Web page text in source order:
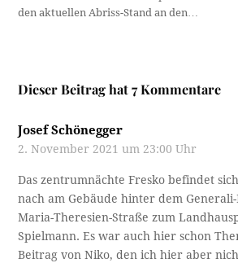
den aktuellen Abriss-Stand an den…
Dieser Beitrag hat 7 Kommentare
Josef Schönegger
2. November 2021 um 23:00 Uhr
Das zentrumnächte Fresko befindet
nach am Gebäude hinter dem
Maria-Theresien-Straße zum
Spielmann. Es war auch hier schon
Beitrag von Niko, den ich hier aber